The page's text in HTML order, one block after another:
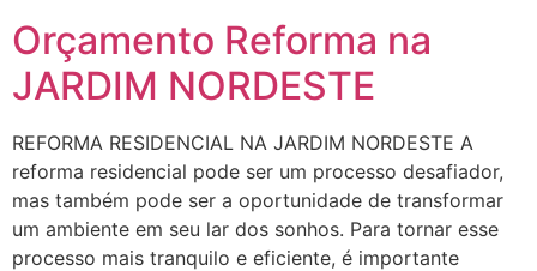
Orçamento Reforma na
JARDIM NORDESTE
REFORMA RESIDENCIAL NA JARDIM NORDESTE A
reforma residencial pode ser um processo desafiador,
mas também pode ser a oportunidade de transformar
um ambiente em seu lar dos sonhos. Para tornar esse
processo mais tranquilo e eficiente, é importante